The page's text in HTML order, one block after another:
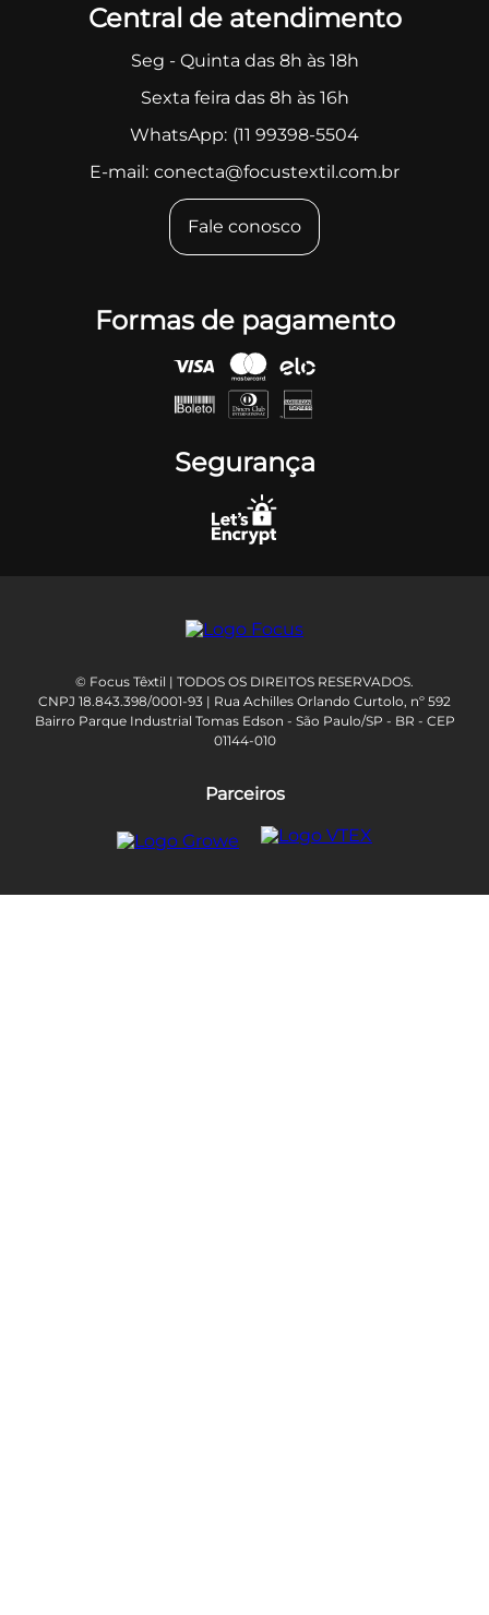
Central de atendimento
Seg - Quinta das 8h às 18h
Sexta feira das 8h às 16h
WhatsApp: (11 99398-5504
E-mail: conecta@focustextil.com.br
Fale conosco
Formas de pagamento
Segurança
© Focus Têxtil | TODOS OS DIREITOS RESERVADOS.
CNPJ 18.843.398/0001-93 | Rua Achilles Orlando Curtolo, nº 592
Bairro Parque Industrial Tomas Edson - São Paulo/SP - BR - CEP
01144-010
Parceiros